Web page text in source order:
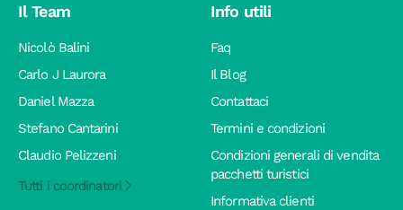
Il Team
Nicolò Balini
Carlo J Laurora
Daniel Mazza
Stefano Cantarini
Claudio Pelizzeni
Tutti i coordinatori
Info utili
Faq
Il Blog
Contattaci
Termini e condizioni
Condizioni generali di vendita
pacchetti turistici
Informativa clienti